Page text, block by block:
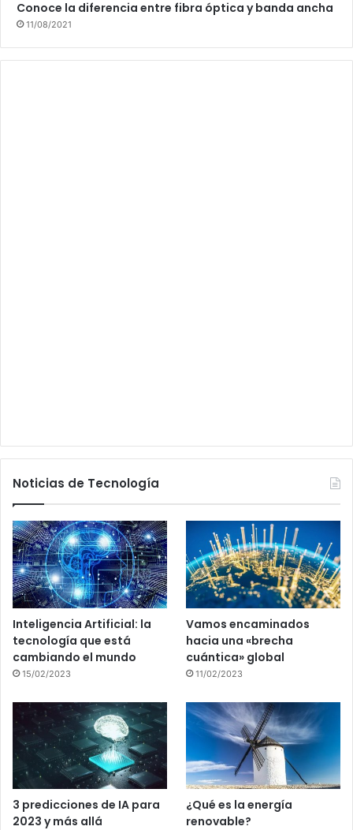
Conoce la diferencia entre fibra óptica y banda ancha
11/08/2021
Noticias de Tecnología
Inteligencia Artificial: la
tecnología que está
cambiando el mundo
15/02/2023
Vamos encaminados
hacia una «brecha
cuántica» global
11/02/2023
3 predicciones de IA para
2023 y más allá
¿Qué es la energía
renovable?